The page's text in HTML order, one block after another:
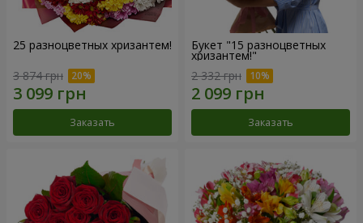
25 разноцветных хризантем!
3 874 грн
Заказать
Букет "15 разноцветных
хризантем!"
2 332 грн
Заказать